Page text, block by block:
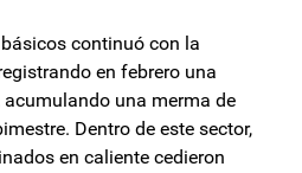
continuó con la
en febrero una
acumulando una merma de
Dentro de este sector,
en caliente cedieron